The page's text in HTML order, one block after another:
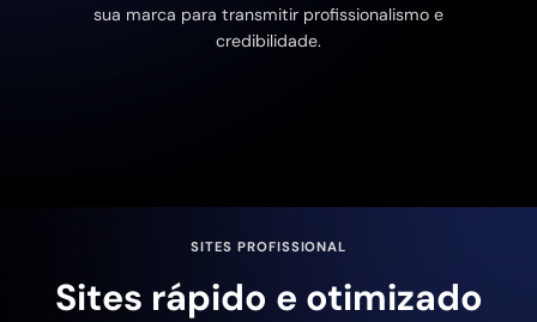
sua marca para transmitir profissionalismo e
credibilidade.
SITES PROFISSIONAL
Sites rápido e otimizado